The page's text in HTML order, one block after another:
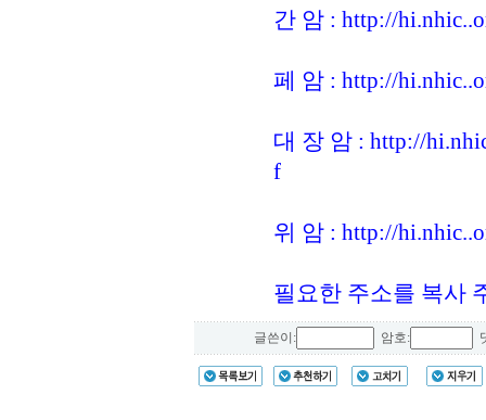
간 암 : http://
페 암 : http://
대 장 암 : http://
f
위 암 : http://
필요한 주소를 복사
글쓴이: 암호: